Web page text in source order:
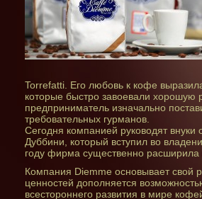
Torrefatti. Его любовь к кофе
которые быстро завоевали хорошую
предприниматель изначально
требовательных гурманов.
Сегодня компанией руководят
Дуббини, который вступил во
году фирма существенно
Компания Diemme основывает свой
ценностей дополняется
всестороннего развития в мире